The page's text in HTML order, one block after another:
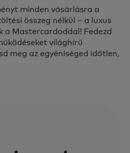
minden vásárlásra a
összeg nélkül – a luxus
a Mastercardoddal! Fedezd
világhírű
meg az egyéniséged időtlen,
in a new tab